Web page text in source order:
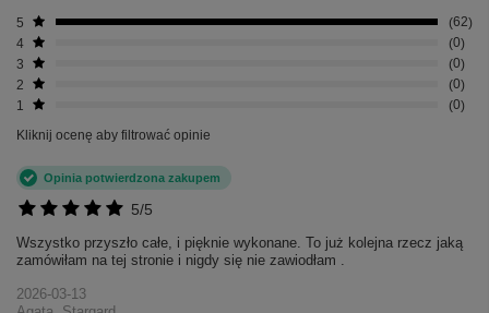
5
62
4
0
3
0
2
0
1
0
Kliknij ocenę aby filtrować opinie
5/5
Opinia potwierdzona zakupem
Wszystko przyszło całe, i pięknie wykonane. To już kolejna rzecz jaką
zamówiłam na tej stronie i nigdy się nie zawiodłam .
2026-03-13